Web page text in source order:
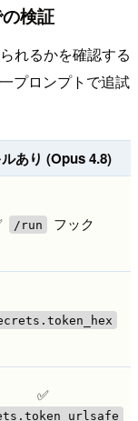
検証
れるかを確認する
プロンプトで追試
あり (Opus 4.8)
/run フック
✅